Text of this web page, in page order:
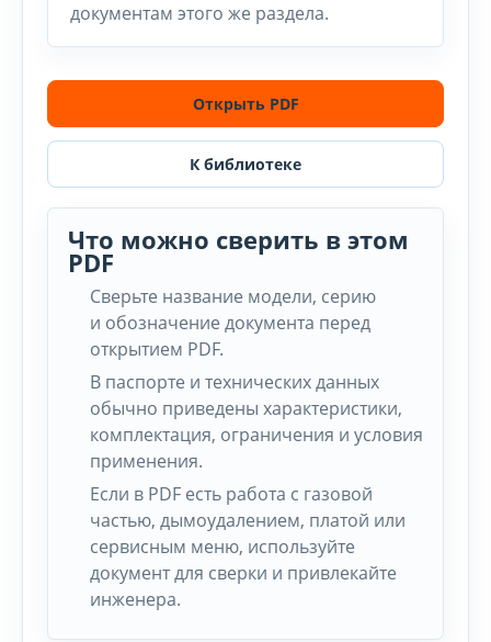
документам этого же раздела.
Открыть PDF
К библиотеке
Что можно сверить в этом
PDF
Сверьте название модели, серию
и обозначение документа перед
открытием PDF.
В паспорте и технических данных
обычно приведены характеристики,
комплектация, ограничения и условия
применения.
Если в PDF есть работа с газовой
частью, дымоудалением, платой или
сервисным меню, используйте
документ для сверки и привлекайте
инженера.